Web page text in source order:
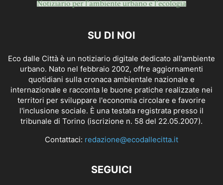
SU DI NOI
Eco dalle Città è un notiziario digitale dedicato all'ambiente
urbano. Nato nel febbraio 2002, offre aggiornamenti
quotidiani sulla cronaca ambientale nazionale e
internazionale e racconta le buone pratiche realizzate nei
territori per sviluppare l'economia circolare e favorire
l'inclusione sociale. È una testata registrata presso il
tribunale di Torino (iscrizione n. 58 del 22.05.2007).
Contattaci: redazione@ecodallecitta.it
SEGUICI